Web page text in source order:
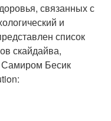
связанных с
и
список
скайдайва,
Самиром Бесик